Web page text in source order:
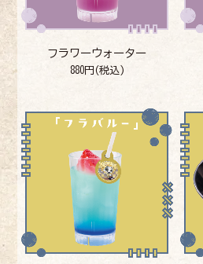
フラワーウォーター
880円(税込)